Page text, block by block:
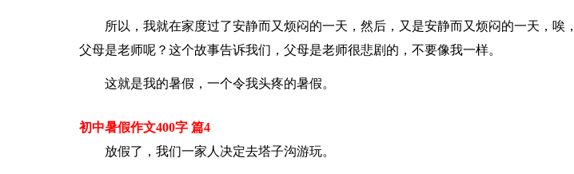
所以，我就在家度过了安静而又烦闷的一天，然后，又是安静而又烦闷的一天，唉
父母是老师呢？这个故事告诉我们，父母是老师很悲剧的，不要像我一样。
这就是我的暑假，一个令我头疼的暑假。
初中暑假作文400字 篇4
放假了，我们一家人决定去塔子沟游玩。